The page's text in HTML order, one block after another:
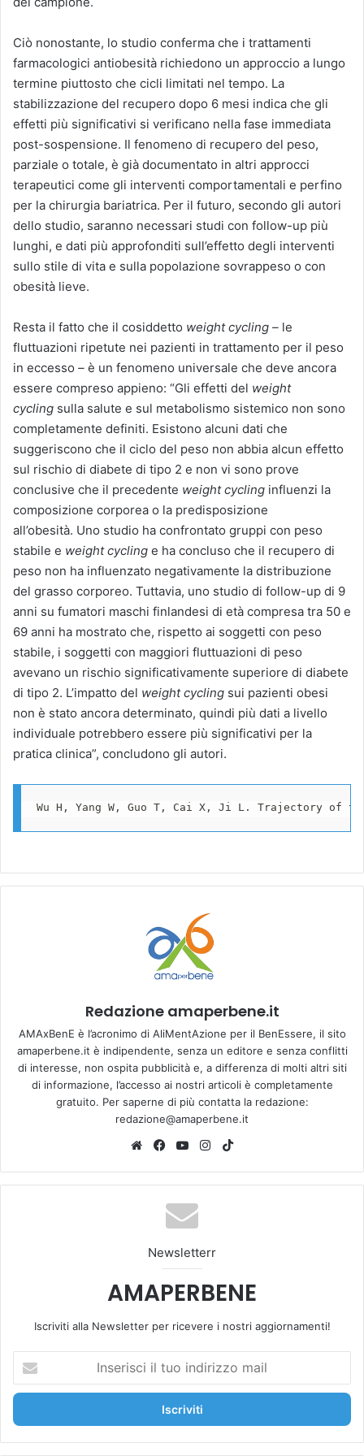
Ciò nonostante, lo studio conferma che i trattamenti
farmacologici antiobesità richiedono un approccio a lungo
termine piuttosto che cicli limitati nel tempo. La
stabilizzazione del recupero dopo 6 mesi indica che gli
effetti più significativi si verificano nella fase immediata
post-sospensione. Il fenomeno di recupero del peso,
parziale o totale, è già documentato in altri approcci
terapeutici come gli interventi comportamentali e perfino
per la chirurgia bariatrica. Per il futuro, secondo gli autori
dello studio, saranno necessari studi con follow-up più
lunghi, e dati più approfonditi sull’effetto degli interventi
sullo stile di vita e sulla popolazione sovrappeso o con
obesità lieve.
Resta il fatto che il cosiddetto weight cycling – le
fluttuazioni ripetute nei pazienti in trattamento per il peso
in eccesso – è un fenomeno universale che deve ancora
essere compreso appieno: “Gli effetti del weight
cycling sulla salute e sul metabolismo sistemico non sono
completamente definiti. Esistono alcuni dati che
suggeriscono che il ciclo del peso non abbia alcun effetto
sul rischio di diabete di tipo 2 e non vi sono prove
conclusive che il precedente weight cycling influenzi la
composizione corporea o la predisposizione
all’obesità. Uno studio ha confrontato gruppi con peso
stabile e weight cycling e ha concluso che il recupero di
peso non ha influenzato negativamente la distribuzione
del grasso corporeo. Tuttavia, uno studio di follow-up di 9
anni su fumatori maschi finlandesi di età compresa tra 50 e
69 anni ha mostrato che, rispetto ai soggetti con peso
stabile, i soggetti con maggiori fluttuazioni di peso
avevano un rischio significativamente superiore di diabete
di tipo 2. L’impatto del weight cycling sui pazienti obesi
non è stato ancora determinato, quindi più dati a livello
individuale potrebbero essere più significativi per la
pratica clinica”, concludono gli autori.
Wu H, Yang W, Guo T, Cai X, Ji L. Trajectory of
Redazione amaperbene.it
AMAxBenE è l’acronimo di AliMentAzione per il BenEssere, il sito
amaperbene.it è indipendente, senza un editore e senza conflitti
di interesse, non ospita pubblicità e, a differenza di molti altri siti
di informazione, l’accesso ai nostri articoli è completamente
gratuito. Per saperne di più contatta la redazione:
redazione@amaperbene.it
We
te
Fa
bo
ok
Yo
Tu
be
Ins
ra
k
Newsletterr
AMAPERBENE
Iscriviti alla Newsletter per ricevere i nostri aggiornamenti!
s
r
i